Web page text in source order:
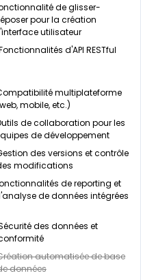
de glisser-
pour la création
utilisateur
d'API RESTful
multiplateforme
mobile, etc.)
de collaboration pour les
de développement
des versions et contrôle
modifications
de reporting et
de données intégrées
des données et
automatisée de base
données